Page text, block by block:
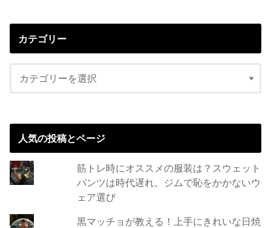
カテゴリー
人気の投稿とページ
筋トレ時にオススメの服装は？スウェット
パンツは時代遅れ。ジムで恥をかかないウ
ェア選び
黒マッチョが教える！上手にきれいな日焼